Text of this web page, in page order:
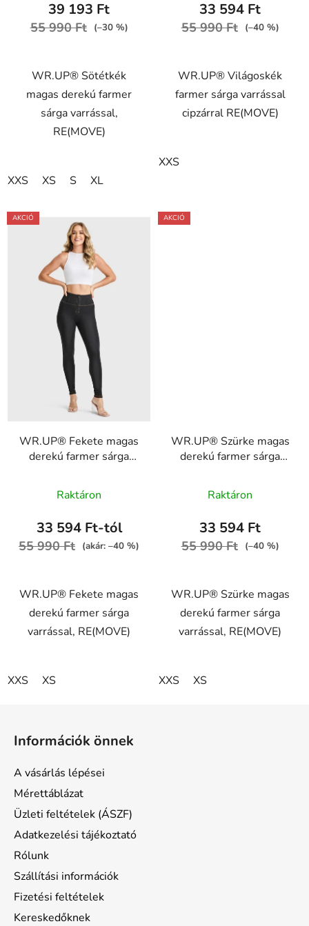
39 193 Ft
55 990 Ft (–30 %)
WR.UP® Sötétkék
magas derekú farmer
sárga varrással,
RE(MOVE)
XXS XS S XL
33 594 Ft
55 990 Ft (–40 %)
WR.UP® Világoskék
farmer sárga varrással
cipzárral RE(MOVE)
XXS
AKCIÓ
WR.UP® Fekete magas
derekú farmer sárga
WRUP1HC002ORG,
J7Y
Raktáron
33 594 Ft-tól
55 990 Ft (akár: –40 %)
WR.UP® Fekete magas
derekú farmer sárga
varrással, RE(MOVE)
XXS XS
AKCIÓ
WR.UP® Szürke magas
derekú farmer sárga
WRUP1HC002ORG,
J3Ytermék
átlagos
értékelése
5,0
csillag.
Raktáron
33 594 Ft
55 990 Ft (–40 %)
WR.UP® Szürke magas
derekú farmer sárga
varrással, RE(MOVE)
XXS XS
Információk önnek
A vásárlás lépései
Mérettáblázat
Üzleti feltételek (ÁSZF)
Adatkezelési tájékoztató
Rólunk
Szállítási információk
Fizetési feltételek
Kereskedőknek